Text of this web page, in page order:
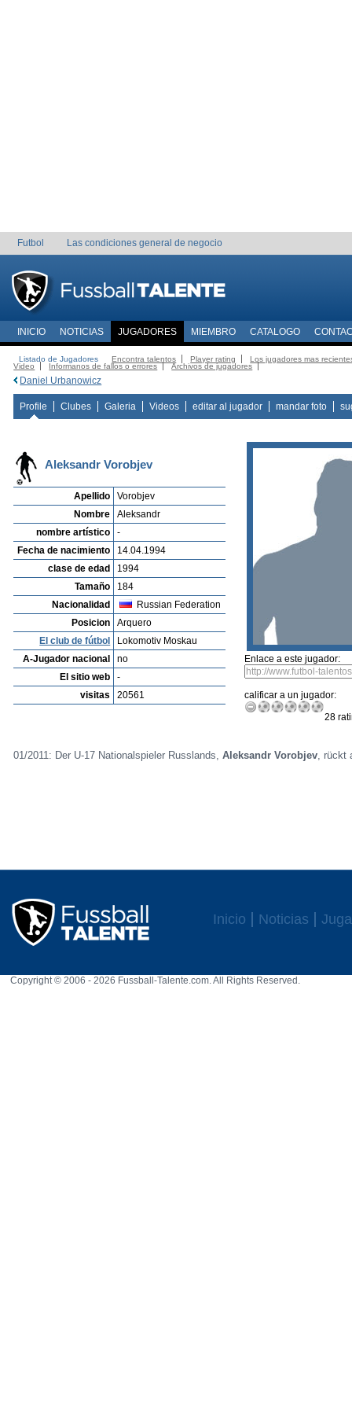
Futbol Las condiciones general de negocio
INICIO NOTICIAS JUGADORES MIEMBRO CATALOGO
Listado de Jugadores Encontra talentos Player rating
Los jugadores mas
Video
Informanos de fallos o errores Archivos de jugadores
Daniel Urbanowicz
Profile Clubes Galeria Videos editar al jugador mandar foto
Aleksandr Vorobjev
Apellido
Vorobjev
Nombre
Aleksandr
nombre artístico
-
Fecha de nacimiento
14.04.1994
clase de edad
1994
Tamaño
184
Nacionalidad
Russian Federation
Posicion
Arquero
El club de fútbol
Lokomotiv Moskau
A-Jugador nacional
no
El sitio web
-
visitas
20561
Enlace a este jugador:
calificar a un jugador:
28
01/2011: Der U-17 Nationalspieler Russlands,Aleksandr Vorobjev, rückt
Inicio Noticias
Copyright © 2006 - 2026 Fussball-Talente.com. All Rights Reserved.